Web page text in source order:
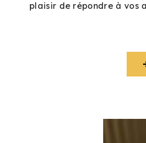
plaisir de répondre à vos